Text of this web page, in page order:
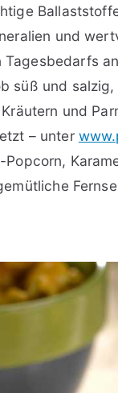
und
Tagesbedarfs
süß und
und
– unter